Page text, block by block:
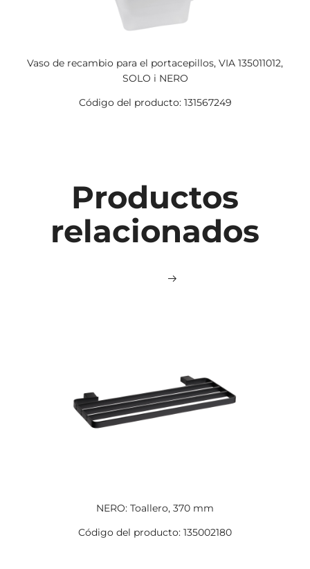
Vaso de recambio para el portacepillos, VIA 135011012,
SOLO i NERO
Código del producto: 131567249
Productos
relacionados
NERO: Toallero, 370 mm
Código del producto: 135002180